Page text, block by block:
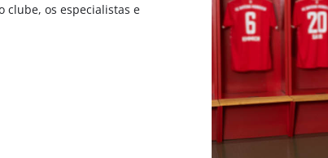
clube, os especialistas e